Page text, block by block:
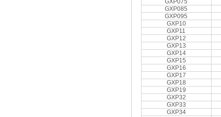
GXP075
GXP085
GXP095
GXP10
GXP11
GXP12
GXP13
GXP14
GXP15
GXP16
GXP17
GXP18
GXP19
GXP32
GXP33
GXP34